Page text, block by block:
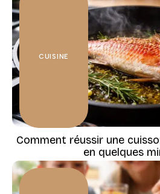
CUISINE
Comment réussir une
en quelques